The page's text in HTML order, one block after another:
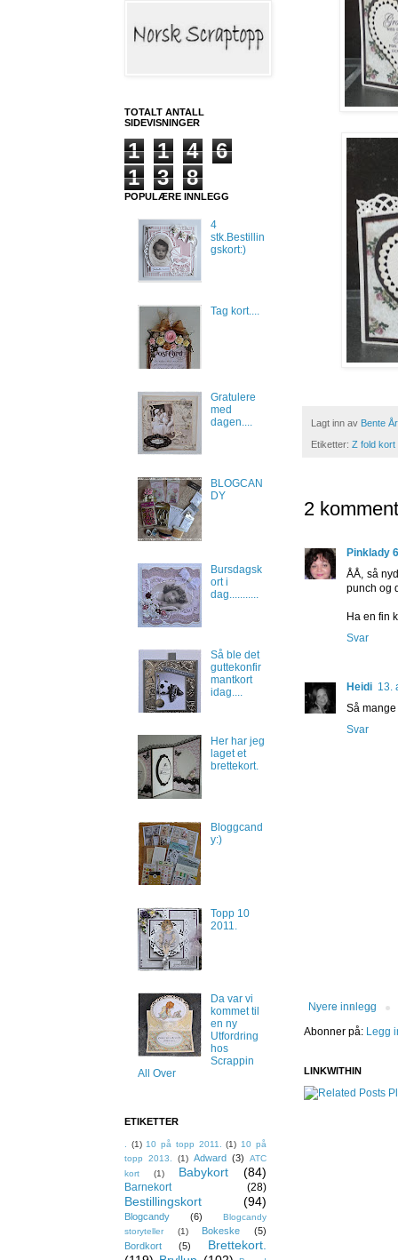
Lagt inn av Bente
Etiketter: Z fold kort
2
Pinklady
ÅÅ, så
punch og
Ha en fin
Svar
Heidi 13.
Så
Svar
Nyere innlegg
Abonner på: Legg
LINKWITHIN
TOTALT ANTALL
SIDEVISNINGER
1 1 4
6
1
3 8
POPULÆRE INNLEGG
4
stk.Bestillin
gskort:)
Tag kort....
Gratulere
med
dagen....
BLOGCAN
DY
Bursdagsk
ort i
dag...........
Så ble det
guttekonfir
mantkort
idag....
Her har jeg
laget et
brettekort.
Bloggcand
y:)
Topp 10
2011.
Da var vi
kommet til
en ny
Utfordring
hos
Scrappin
All Over
ETIKETTER
. (1) 10 på topp 2011. (1) 10 på
topp 2013.
(1) Adward (3)
ATC
kort
(1) Babykort (84)
Barnekort (28)
Bestillingskort (94)
Blogcandy (6)
Blogcandy
storyteller
(1) Bokeske
(5)
Bordkort
(5)
Brettekort.